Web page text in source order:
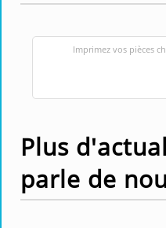
Imprimez vos pièces
Plus
parle de